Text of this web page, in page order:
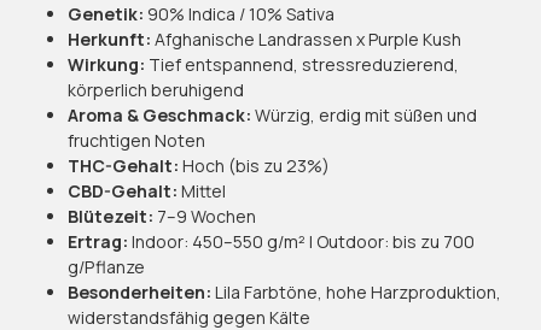
Genetik: 90% Indica / 10% Sativa
Herkunft: Afghanische Landrassen x Purple Kush
Wirkung: Tief entspannend, stressreduzierend,
körperlich beruhigend
Aroma & Geschmack: Würzig, erdig mit süßen und
fruchtigen Noten
THC-Gehalt: Hoch (bis zu 23%)
CBD-Gehalt: Mittel
Blütezeit: 7–9 Wochen
Ertrag: Indoor: 450–550 g/m² | Outdoor: bis zu 700
g/Pflanze
Besonderheiten: Lila Farbtöne, hohe Harzproduktion,
widerstandsfähig gegen Kälte